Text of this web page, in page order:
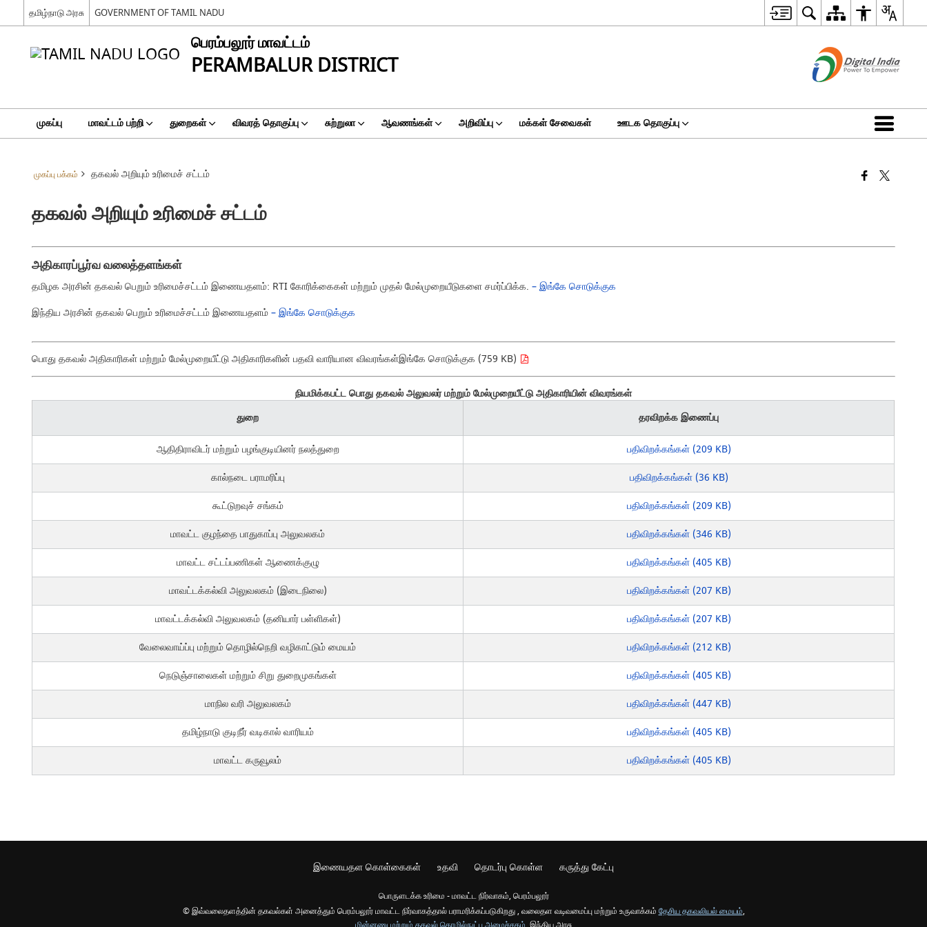
தமிழ்நாடு அரசு GOVERNMENT OF TAMIL NADU
பெரம்பலூர் மாவட்டம்
PERAMBALUR DISTRICT
முகப்பு மாவட்டம் பற்றி துறைகள் விவரத் தொகுப்பு சுற்றுலா ஆவணங்கள் அறிவிப்பு மக்கள் சேவைகள் ஊடக தொகுப்பு
முகப்பு பக்கம் தகவல் அறியும் உரிமைச் சட்டம்
தகவல் அறியும் உரிமைச் சட்டம்
அதிகாரப்பூர்வ வலைத்தளங்கள்
தமிழக அரசின் தகவல் பெறும் உரிமைச்சட்டம் இணையதளம்: RTI கோரிக்கைகள் மற்றும் முதல் மேல்முறையீடுகளை சமர்ப்பிக்க. – இங்கே சொடுக்குக
இந்திய அரசின் தகவல் பெறும் உரிமைச்சட்டம் இணையதளம்– இங்கே சொடுக்குக
பொது தகவல் அதிகாரிகள் மற்றும் மேல்முறையீட்டு அதிகாரிகளின் பதவி வாரியான விவரங்கள்இங்கே சொடுக்குக (759 KB)
நியமிக்கபட்ட பொது தகவல் அலுவலர் மற்றும் மேல்முறையீட்டு அதிகாரியின் விவரங்கள்
துறை
தரவிறக்க இணைப்பு
ஆதிதிராவிடர் மற்றும் பழங்குடியினர் நலத்துறை
பதிவிறக்கங்கள் (209 KB)
கால்நடை பராமரிப்பு
பதிவிறக்கங்கள் (36 KB)
கூட்டுறவுச் சங்கம்
பதிவிறக்கங்கள் (209 KB)
மாவட்ட குழந்தை பாதுகாப்பு அலுவலகம்
பதிவிறக்கங்கள் (346 KB)
மாவட்ட சட்டப்பணிகள் ஆணைக்குழு
பதிவிறக்கங்கள் (405 KB)
மாவட்டக்கல்வி அலுவலகம் (இடைநிலை)
பதிவிறக்கங்கள் (207 KB)
மாவட்டக்கல்வி அலுவலகம் (தனியார் பள்ளிகள்)
பதிவிறக்கங்கள் (207 KB)
வேலைவாய்ப்பு மற்றும் தொழில்நெறி வழிகாட்டும் மையம்
பதிவிறக்கங்கள் (212 KB)
நெடுஞ்சாலைகள் மற்றும் சிறு துறைமுகங்கள்
பதிவிறக்கங்கள் (405 KB)
மாநில வரி அலுவலகம்
பதிவிறக்கங்கள் (447 KB)
தமிழ்நாடு குடிநீர் வடிகால் வாரியம்
பதிவிறக்கங்கள் (405 KB)
மாவட்ட கருவூலம்
பதிவிறக்கங்கள் (405 KB)
இணையதள கொள்கைகள் உதவி தொடர்பு கொள்ள கருத்து கேட்பு
பொருளடக்க உரிமை - மாவட்ட நிர்வாகம், பெரம்பலூர்
© இவ்வலைதளத்தின் தகவல்கள் அனைத்தும் பெரம்பலூர் மாவட்ட நிர்வாகத்தால் பராமரிக்கப்படுகிறது , வலைதள வடிவமைப்பு மற்றும் உருவாக்கம் தேசிய தகவலியல் மையம்,